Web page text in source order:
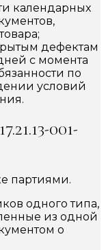
календарных
дефектам
с момента
по
условий
001-
партиями.
одного типа,
из одной
о